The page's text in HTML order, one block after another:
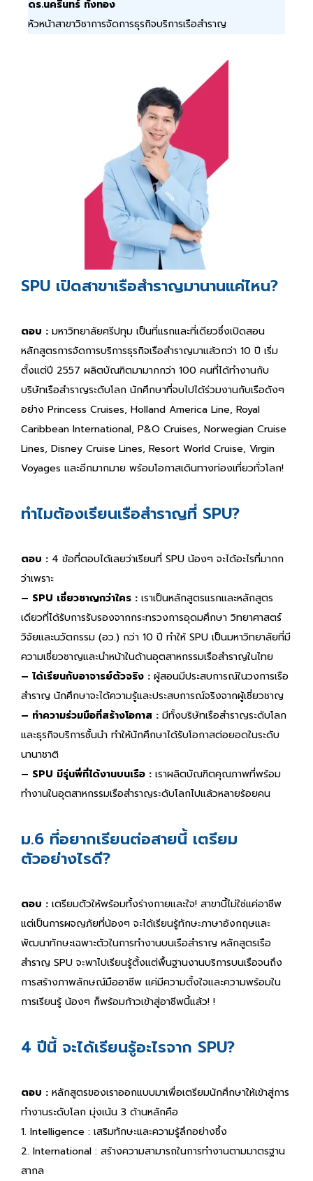
ดร.นครินทร์ ทั่งทอง
หัวหน้าสาขาวิชาการจัดการธุรกิจบริการเรือสำราญ
SPU เปิดสาขาเรือสำราญมานานแค่ไหน?
ตอบ : มหาวิทยาลัยศรีปทุม เป็นที่แรกและที่เดียวซึ่งเปิดสอน
หลักสูตรการจัดการบริการธุรกิจเรือสำราญมาแล้วกว่า 10 ปี เริ่ม
ตั้งแต่ปี 2557 ผลิตบัณฑิตมามากกว่า 100 คนที่ได้ทำงานกับ
บริษัทเรือสำราญระดับโลก นักศึกษาที่จบไปได้ร่วมงานกับเรือดังๆ
อย่าง Princess Cruises, Holland America Line, Royal
Caribbean International, P&O Cruises, Norwegian Cruise
Lines, Disney Cruise Lines, Resort World Cruise, Virgin
Voyages และอีกมากมาย พร้อมโอกาสเดินทางท่องเที่ยวทั่วโลก!
ทำไมต้องเรียนเรือสำราญที่ SPU?
ตอบ : 4 ข้อที่ตอบได้เลยว่าเรียนที่ SPU น้องๆ จะได้อะไรที่มากก
ว่าเพราะ
– SPU เชี่ยวชาญกว่าใคร : เราเป็นหลักสูตรแรกและหลักสูตร
เดียวที่ได้รับการรับรองจากกระทรวงการอุดมศึกษา วิทยาศาสตร์
วิจัยและนวัตกรรม (อว.) กว่า 10 ปี ทำให้ SPU เป็นมหาวิทยาลัยที่มี
ความเชี่ยวชาญและนำหน้าในด้านอุตสาหกรรมเรือสำราญในไทย
– ได้เรียนกับอาจารย์ตัวจริง : ผู้สอนมีประสบการณ์ในวงการเรือ
สำราญ นักศึกษาจะได้ความรู้และประสบการณ์จริงจากผู้เชี่ยวชาญ
– ทำความร่วมมือที่สร้างโอกาส : มีทั้งบริษัทเรือสำราญระดับโลก
และธุรกิจบริการชั้นนำ ทำให้นักศึกษาได้รับโอกาสต่อยอดในระดับ
นานาชาติ
– SPU มีรุ่นพี่ที่ได้งานบนเรือ : เราผลิตบัณฑิตคุณภาพที่พร้อม
ทำงานในอุตสาหกรรมเรือสำราญระดับโลกไปแล้วหลายร้อยคน
ม.6 ที่อยากเรียนต่อสายนี้ เตรียม
ตัวอย่างไรดี?
ตอบ : เตรียมตัวให้พร้อมทั้งร่างกายและใจ! สาขานี้ไม่ใช่แค่อาชีพ
แต่เป็นการผจญภัยที่น้องๆ จะได้เรียนรู้ทักษะภาษาอังกฤษและ
พัฒนาทักษะเฉพาะตัวในการทำงานบนเรือสำราญ หลักสูตรเรือ
สำราญ SPU จะพาไปเรียนรู้ตั้งแต่พื้นฐานงานบริการบนเรือจนถึง
การสร้างภาพลักษณ์มืออาชีพ แค่มีความตั้งใจและความพร้อมใน
การเรียนรู้ น้องๆ ก็พร้อมก้าวเข้าสู่อาชีพนี้แล้ว! !
4 ปีนี้ จะได้เรียนรู้อะไรจาก SPU?
ตอบ : หลักสูตรของเราออกแบบมาเพื่อเตรียมนักศึกษาให้เข้าสู่การ
ทำงานระดับโลก มุ่งเน้น 3 ด้านหลักคือ
1. Intelligence : เสริมทักษะและความรู้ลึกอย่างซึ้ง
2. International : สร้างความสามารถในการทำงานตามมาตรฐาน
สากล